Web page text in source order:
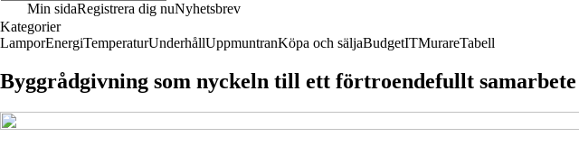
Min sidaRegistrera dig nuNyhetsbrev
Kategorier
LamporEnergiTemperaturUnderhållUppmuntranKöpa och säljaBudgetITMurareTabell
Byggrådgivning som nyckeln till ett förtroendefullt samarbete